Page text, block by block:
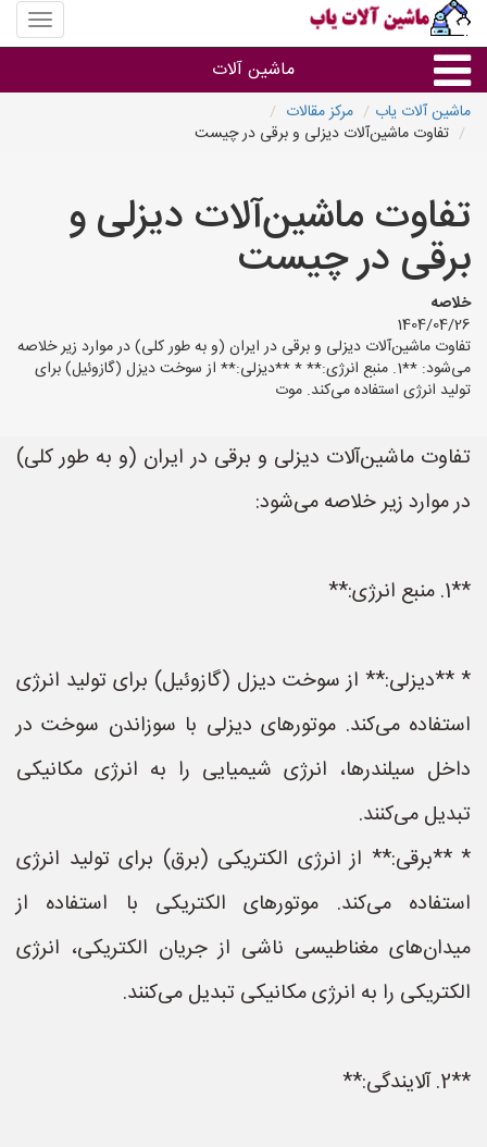
منوی
سایت
آلات
ماشین آلات
ماشین آلات
سایر گروه ها
ماشین آلات
ماشین آلات یاب
مرکز مقالات
تفاوت ماشین‌آلات دیزلی و برقی در چیست
تفاوت ماشین‌آلات دیزلی و
برقی در چیست
خلاصه
1404/04/26
تفاوت ماشین‌آلات دیزلی و برقی در ایران (و به طور کلی) در موارد زیر خلاصه
می‌شود: **1. منبع انرژی:** * **دیزلی:** از سوخت دیزل (گازوئیل) برای
تولید انرژی استفاده می‌کند. موت
تفاوت ماشین‌آلات دیزلی و برقی در ایران (و به طور کلی)
در موارد زیر خلاصه می‌شود:
**1. منبع انرژی:**
* **دیزلی:** از سوخت دیزل (گازوئیل) برای تولید انرژی
استفاده می‌کند. موتورهای دیزلی با سوزاندن سوخت در
داخل سیلندرها، انرژی شیمیایی را به انرژی مکانیکی
تبدیل می‌کنند.
* **برقی:** از انرژی الکتریکی (برق) برای تولید انرژی
استفاده می‌کند. موتورهای الکتریکی با استفاده از
میدان‌های مغناطیسی ناشی از جریان الکتریکی، انرژی
الکتریکی را به انرژی مکانیکی تبدیل می‌کنند.
**2. آلایندگی:**